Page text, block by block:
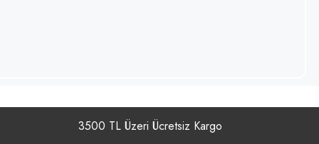
3500 TL Üzeri Ücretsiz Kargo